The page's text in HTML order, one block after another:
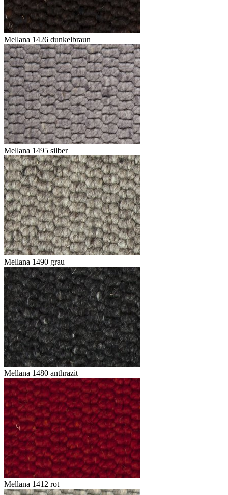
Mellana 1426 dunkelbraun
Mellana 1495 silber
Mellana 1490 grau
Mellana 1480 anthrazit
Mellana 1412 rot